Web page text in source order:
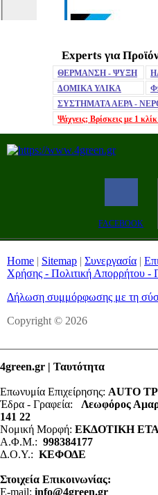
MuteExperts για
ΘΕΡΜΑΝΣΗ - ΨΥΞΗ
ΔΟΜΙΚΑ ΥΛΙΚΑ
ΣΥΣΤΗΜΑΤΑ ΑΕΡΑ -
Ψάχνεις; Βρίσκεις με 1 κλίκ
FACEBOOK
Home | Sitemap | Συνεργασία |
Χρήσης - Πολιτική Απορρήτου -
Δήλωση συμμόρφωσης με τη
Copyright © 2026
4green.gr | Ταυτότητα
Επωνυμία Επιχείρησης: AUTO
Έδρα - Γραφεία: Λεωφόρος
141 22
Νομική Μορφή: ΕΚΔΟΤΙΚΗ
Α.Φ.Μ.: 998384177
Δ.Ο.Υ.: ΚΕΦΟΔΕ
Στοιχεία Επικοινωνίας:
E-mail: info@4green.gr